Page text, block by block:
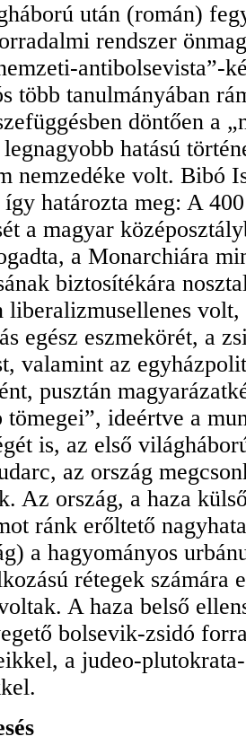
után (román)
rendszer
antibolsevista”-
több tanulmányában
döntően a
hatású
nemzedéke volt. Bibó
határozta meg: A
a magyar
a Monarchiára
biztosítékára
liberalizmusellenes
egész eszmekörét, a
valamint az
pusztán
tömegei”, ideértve a
is, az első
az ország
Az ország, a haza
ránk erőltető
a hagyományos
rétegek számára
A haza belső
bolsevik-zsidó for
a judeo-